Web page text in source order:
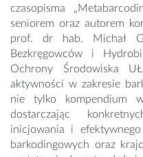
czasopisma
seniorem oraz autorem
prof. dr hab. Michał
Bezkręgowców i
Ochrony Środowiska
aktywności w zakresie
nie tylko kompendium
dostarczając
inicjowania i
barkodingowych oraz